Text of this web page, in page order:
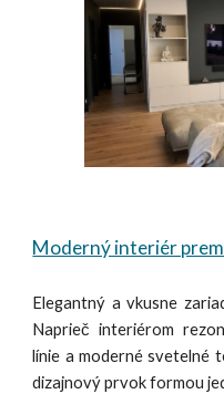
Moderný interiér
Elegantný a vkusne
Naprieč interiérom
línie a moderné svetelné
dizajnový prvok formou